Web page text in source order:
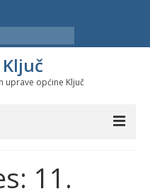
uprave općine Ključ
11.